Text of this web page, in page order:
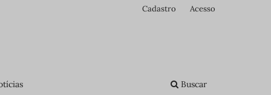
Buscar
Cadastro Acesso